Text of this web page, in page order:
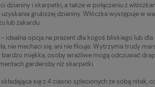
i skarpetki, a także w połączeniu z
grubszej dzianiny. Włóczka występuje w
lub żakardu.
- idealna opcja na prezent dla kogoś bliskiego lub dla
nie mechaci się, ani nie filcuje. Wytrzyma trudy
miękka, osoby wrażliwe mogą odczuwać
garderoby niż skarpetki.
się z 4 ciasno splecionych ze sobą nitek,